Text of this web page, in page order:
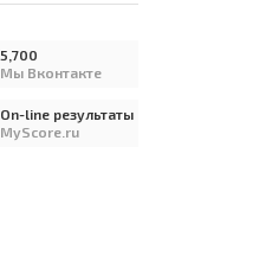
5,700
Мы Вконтакте
On-line результаты
MyScore.ru